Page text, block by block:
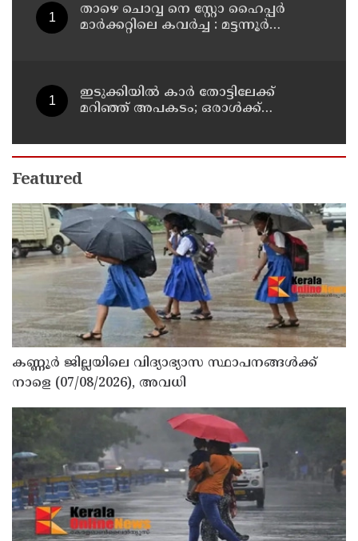
താഴെ ചൊവ്വ നെ സ്റ്റോ ഹൈപ്പർ
മാർക്കറ്റിലെ കവർച്ച : മട്ടന്നൂർ
ഇടുക്കിയിൽ കാർ തോട്ടിലേക്ക്
മറിഞ്ഞ് അപകടം; ഒരാൾക്ക്
Featured
കണ്ണൂർ ജില്ലയിലെ വിദ്യാഭ്യാസ സ്ഥാപനങ്ങള്‍ക്ക്
നാളെ (07/08/2026), അവധി